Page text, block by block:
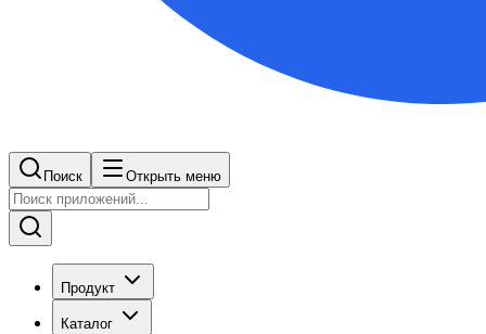
Поиск Открыть меню
Продукт
Каталог